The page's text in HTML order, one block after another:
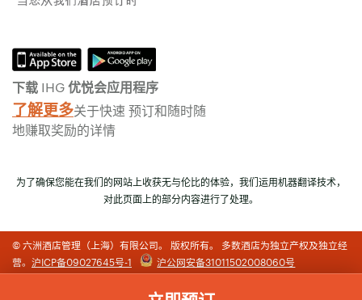
下载 IHG 优悦会应用程序
了解更多关于快速 预订和随时随
地赚取奖励的详情
为了确保您能在我们的网站上收获无与伦比的体验，我们运用机器翻译技术，
对此页面上的部分内容进行了处理。
© 六洲酒店管理（上海）有限公司。 版权所有。 多数酒店为独立产权及独立经
营。 沪ICP备09027645号-1 沪公网安备31011502008060号